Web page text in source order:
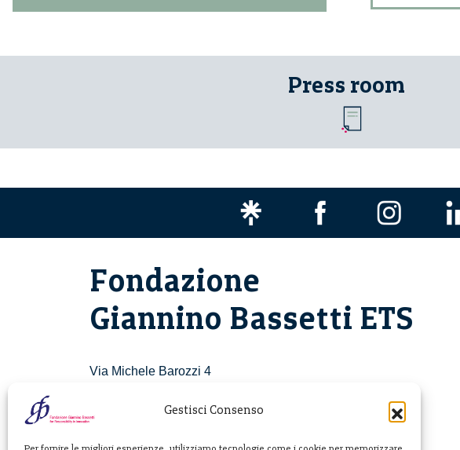
Gestisci Consenso
Press room
Fondazione
Giannino Bassetti ETS
Via Michele Barozzi 4
T. +39 02 781933